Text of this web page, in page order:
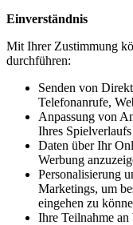
Einverständnis
Mit Ihrer Zustimmung
durchführen:
Senden von
Telefonanrufe,
Anpassung von
Ihres
Daten über Ihr
Werbung
Personalisierung
Marketings, um
eingehen zu
Ihre Teilnahme